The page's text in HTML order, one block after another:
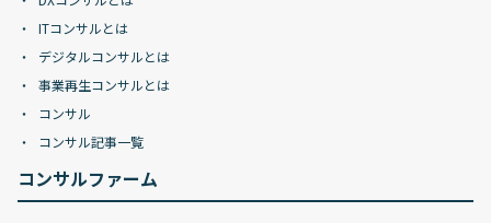
ITコンサルとは
デジタルコンサルとは
事業再生コンサルとは
コンサル
コンサル記事一覧
コンサルファーム